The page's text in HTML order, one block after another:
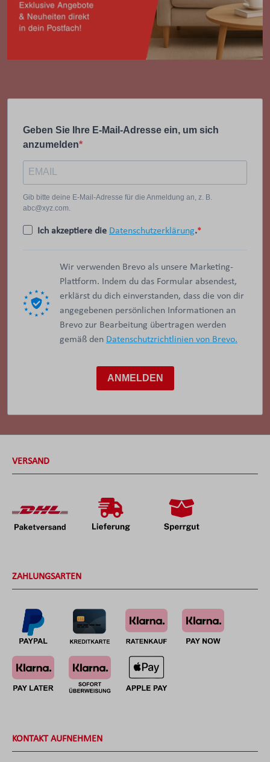
Geben Sie Ihre E-Mail-Adresse ein, um sich
anzumelden
Gib bitte deine E-Mail-Adresse für die Anmeldung an, z. B.
abc@xyz.com.
Ich akzeptiere die Datenschutzerklärung.
Wir verwenden Brevo als unsere Marketing-
Plattform. Indem du das Formular absendest,
erklärst du dich einverstanden, dass die von dir
angegebenen persönlichen Informationen an
Brevo zur Bearbeitung übertragen werden
gemäß den Datenschutzrichtlinien von Brevo.
ANMELDEN
VERSAND
ZAHLUNGSARTEN
KONTAKT AUFNEHMEN